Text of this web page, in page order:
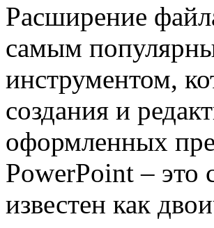
Расширение
самым
инструментом,
создания и
оформленных
PowerPoint – это
известен как